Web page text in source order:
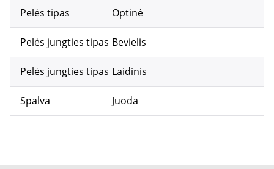
Pelės tipas Optinė
Pelės jungties tipas Bevielis
Pelės jungties tipas Laidinis
Spalva Juoda